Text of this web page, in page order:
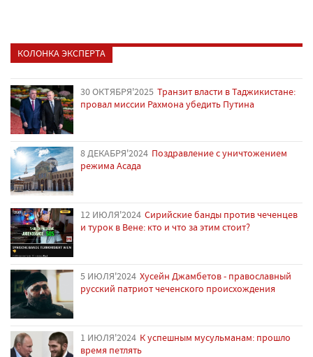
КОЛОНКА ЭКСПЕРТА
30 ОКТЯБРЯ'2025 Транзит власти в Таджикистане:
провал миссии Рахмона убедить Путина
8 ДЕКАБРЯ'2024 Поздравление с уничтожением
режима Асада
12 ИЮЛЯ'2024 Сирийские банды против чеченцев
и турок в Вене: кто и что за этим стоит?
5 ИЮЛЯ'2024 Хусейн Джамбетов - православный
русский патриот чеченского происхождения
1 ИЮЛЯ'2024 К успешным мусульманам: прошло
время петлять